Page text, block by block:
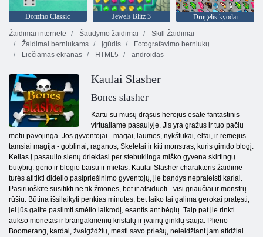
Domino Classic Jewels Blitz 3
Drugelis kyodai
Žaidimai internete
Šaudymo žaidimai
Skill Žaidimai
Žaidimai berniukams
Įgūdis
Fotografavimo berniukų
Liečiamas ekranas
HTML5 androidas
Kaulai Slasher
Bones slasher
Kartu su mūsų drąsus herojus esate fantastinis
virtualiame pasaulyje. Jis yra gražus ir tuo pačiu
metu pavojinga. Jos gyventojai - magai, laumės, nykštukai, elfai, ir rėmėjus
tamsiai magija - goblinai, raganos, Skeletai ir kiti monstras, kuris gimdo blogį.
Kelias į pasaulio sienų driekiasi per stebuklinga miško gyvena skirtingų
būtybių: gėrio ir blogio baisu ir mielas. Kaulai Slasher charakteris žaidime
turės atitikti didelio pasipriešinimo gyventojų, jie bandys nepraleisti kariai.
Pasiruoškite susitikti ne tik žmones, bet ir atsiduoti - visi griaučiai ir monstrų
rūšių. Būtina išsilaikyti penkias minutes, bet laiko tai galima gerokai pratęsti,
jei jūs galite pasiimti smėlio laikrodį, esantis ant bėgių. Taip pat jie rinkti
aukso monetas ir brangakmenių kristalų ir įvairių ginklų sauja: Plieno
Boomerang, kardai, žvaigždžių, mesti savo priešų, neleidžiant jam atidžiai.